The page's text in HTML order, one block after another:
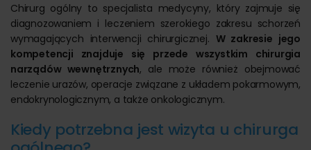
Chirurg ogólny to specjalista medycyny, który zajmuje się
diagnozowaniem i leczeniem szerokiego zakresu schorzeń
wymagających interwencji chirurgicznej. W zakresie jego
kompetencji znajduje się przede wszystkim chirurgia
narządów wewnętrznych, ale może również obejmować
leczenie urazów, operacje związane z układem pokarmowym,
endokrynologicznym, a także onkologicznym.
Kiedy potrzebna jest wizyta u chirurga